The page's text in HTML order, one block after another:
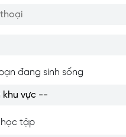
học online thường hợp
mặt bằng, cơ sở vật
linh hoạt, tiện lợi và
các gia đình bận rộn hiện
cho trẻ em
đang sinh sống
học tập